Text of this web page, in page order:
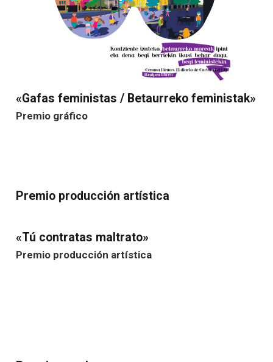
«Gafas feministas / Betaurreko feministak»
Premio gráfico
Premio producción artística
«Tú contratas maltrato»
Premio producción artística